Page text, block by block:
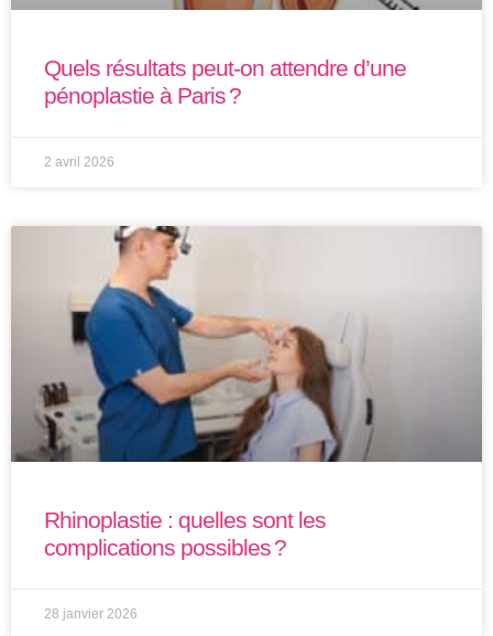
Quels résultats peut-on attendre d’une
pénoplastie à Paris ?
2 avril 2026
Rhinoplastie : quelles sont les
complications possibles ?
28 janvier 2026